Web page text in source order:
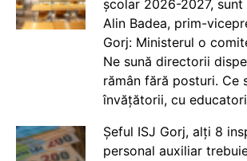
școlar 2026-2027, sunt
Alin Badea, prim-
Gorj: Ministerul o
Ne sună directorii
rămân fără posturi. Ce
învățătorii, cu
Șeful ISJ Gorj, alți 8
personal auxiliar